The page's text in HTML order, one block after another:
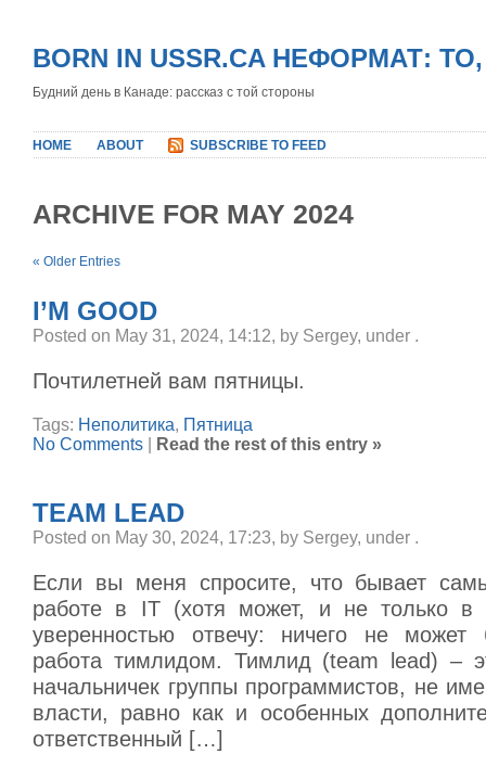
BORN IN USSR.CA НЕФОРМАТ:
Будний день в Канаде: рассказ с той стороны
HOME ABOUT SUBSCRIBE TO FEED
ARCHIVE FOR MAY 2024
« Older Entries
I’M GOOD
Posted on May 31, 2024, 14:12, by Sergey, under .
Почтилетней вам пятницы.
Tags: Неполитика, Пятница
No Comments
Read the rest of this entry »
TEAM LEAD
Posted on May 30, 2024, 17:23, by Sergey, under .
Если вы меня спросите, что бывает
работе в IT (хотя может, и не только
уверенностью отвечу: ничего не
работа тимлидом. Тимлид (team lead) –
начальничек группы программистов, не
власти, равно как и особенных
ответственный […]